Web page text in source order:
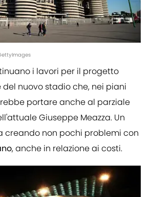
i lavori per il progetto
nuovo stadio che, nei piani
portare anche al parziale
Giuseppe Meazza. Un
creando non pochi problemi con
, anche in relazione ai costi.